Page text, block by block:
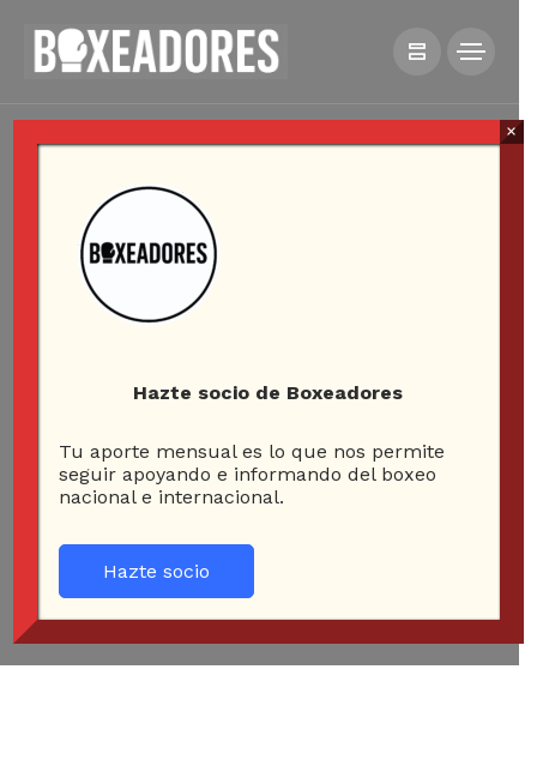
Hazte socio de Boxeadores
Tu aporte mensual es lo que nos permite
seguir apoyando e informando del boxeo
nacional e internacional.
Hazte socio
×